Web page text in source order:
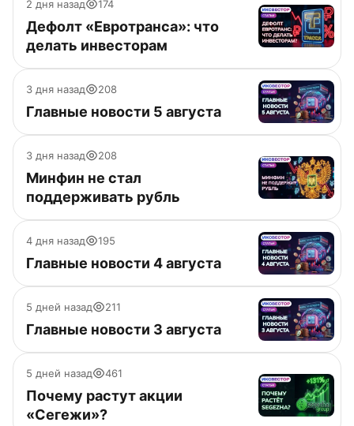
2 дня назад 174
Дефолт «Евротранса»: что
делать инвесторам
3 дня назад 208
Главные новости 5 августа
3 дня назад 208
Минфин не стал
поддерживать рубль
4 дня назад 195
Главные новости 4 августа
5 дней назад 211
Главные новости 3 августа
5 дней назад 461
Почему растут акции
«Сегежи»?